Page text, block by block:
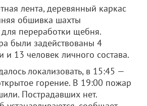
лента, деревянный каркас
обшивка шахты
переработки щебня.
были задействованы 4
и 13 человек личного состава.
локализовать, в 15:45 —
горение. В 19:00 пожар
Пострадавших нет.